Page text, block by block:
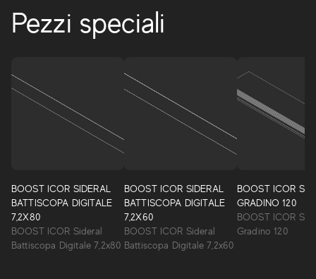
Pezzi speciali
BOOST ICOR SIDERAL
BATTISCOPA DIGITALE
7,2X80
BOOST ICOR Sideral
Battiscopa Digitale 7,2x80
BOOST ICOR SIDERAL
BATTISCOPA DIGITALE
7,2X60
BOOST ICOR Sideral
Battiscopa Digitale 7,2x60
BOOST ICOR
GRADINO 120
BOOST ICOR
Gradino 120
Boost Icor
Una elegante collezione di gres porcellanato e rivestimenti
indipendente, che in abbinamento ad altri materiale come
legni e cementi. Sei tonalità chiare, moderne ed eleganti si
adattano perfettamente sia ad ambienti indoor che in
outdoor.